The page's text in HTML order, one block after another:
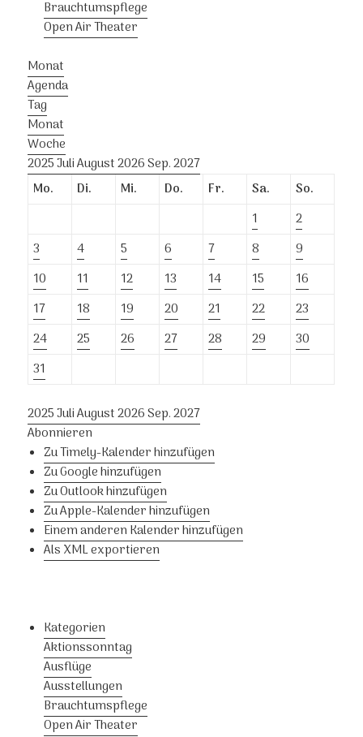
Brauchtumspflege
Open Air Theater
Monat
Agenda
Tag
Monat
Woche
2025JuliAugust 2026Sep.2027
Mo.
Di. Mi. Do. Fr. Sa.
So.
1
2
3
4 5 6 7 8
9
10
11 12 13 14 15
16
17
18 19 20 21 22
23
24
25 26 27 28 29
30
31
2025JuliAugust 2026Sep.2027
Abonnieren
Zu Timely-Kalender hinzufügen
Zu Google hinzufügen
Zu Outlook hinzufügen
Zu Apple-Kalender hinzufügen
Einem anderen Kalender hinzufügen
Als XML exportieren
Kategorien
Aktionssonntag
Ausflüge
Ausstellungen
Brauchtumspflege
Open Air Theater